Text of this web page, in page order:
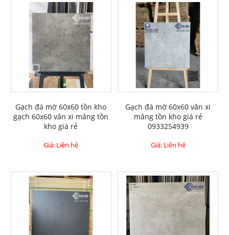
Gạch đá mờ 60x60 tồn kho
gạch 60x60 vân xi măng tồn
kho giá rẻ
Giá: Liên hệ
Gạch đá mờ 60x60 vân xi
măng tồn kho giá rẻ
0933254939
Giá: Liên hệ